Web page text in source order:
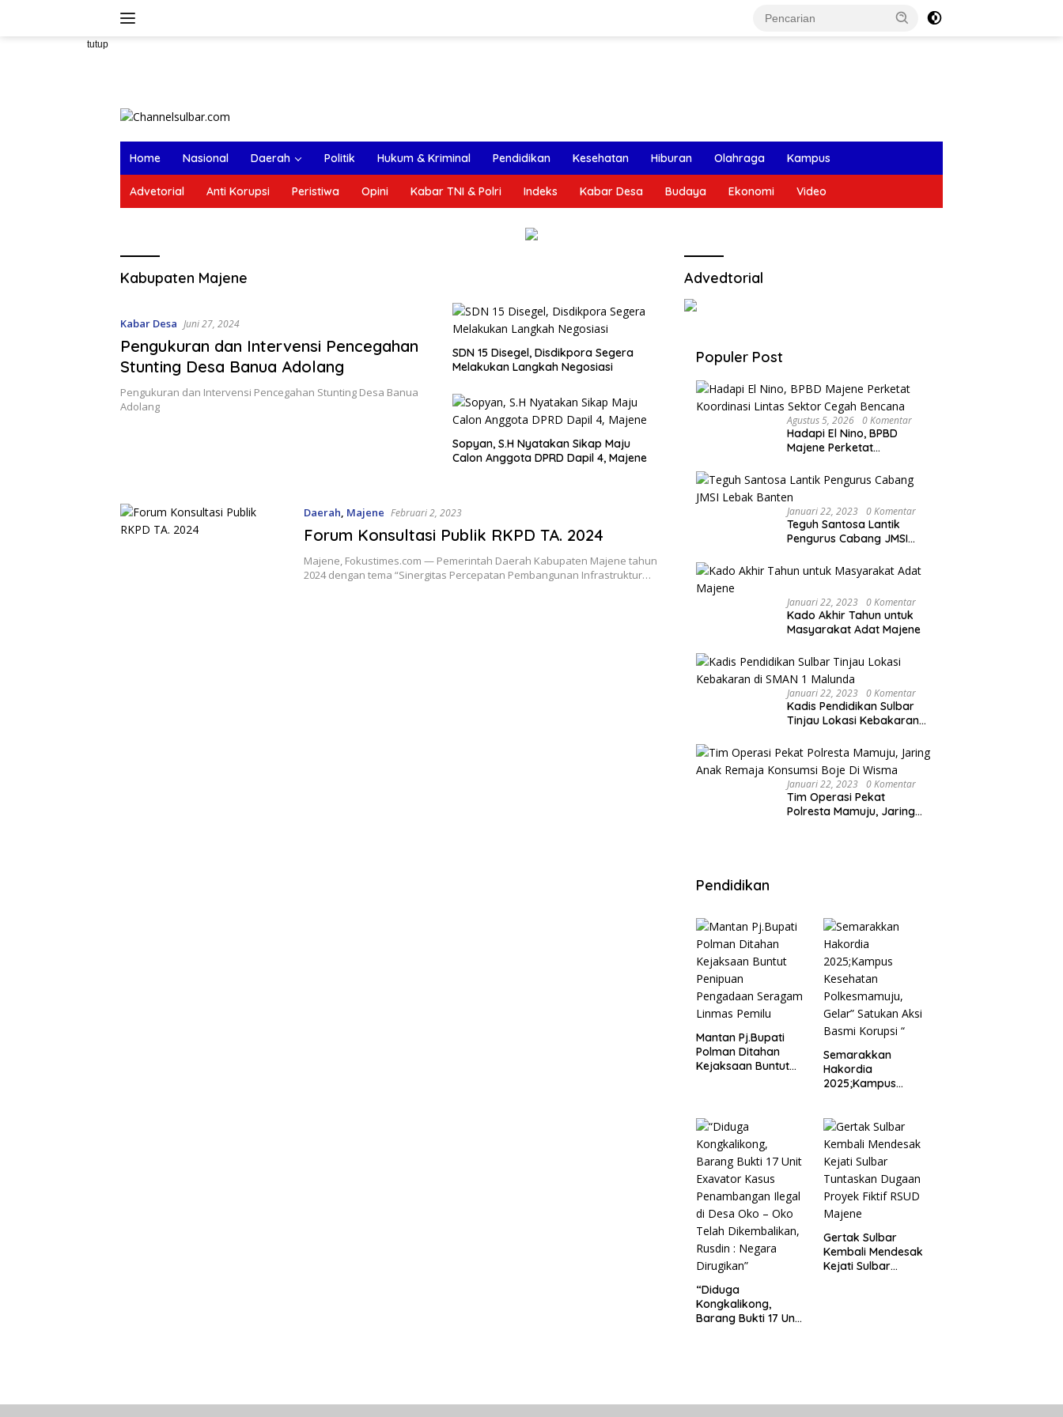
tutup
Home Nasional Daerah Politik Hukum & Kriminal Pendidikan Kesehatan Hiburan Olahraga Kampus
Advetorial Anti Korupsi Peristiwa Opini Kabar TNI & Polri Indeks Kabar Desa Budaya Ekonomi Video
Kabupaten Majene
Kabar Desa Juni 27, 2024
Pengukuran dan Intervensi Pencegahan
Stunting Desa Banua Adolang
Pengukuran dan Intervensi Pencegahan Stunting Desa Banua
Adolang
SDN 15 Disegel, Disdikpora Segera
Melakukan Langkah Negosiasi
Sopyan, S.H Nyatakan Sikap Maju
Calon Anggota DPRD Dapil 4, Majene
Daerah, Majene Februari 2, 2023
Forum Konsultasi Publik RKPD TA. 2024
Majene, Fokustimes.com — Pemerintah Daerah Kabupaten Majene tahun
2024 dengan tema “Sinergitas Percepatan Pembangunan Infrastruktur…
Advedtorial
Populer Post
Agustus 5, 2026 0 Komentar
Hadapi El Nino, BPBD
Majene Perketat
Cegah Bencana
Januari 22, 2023 0 Komentar
Teguh Santosa Lantik
Pengurus Cabang JMSI
Januari 22, 2023 0 Komentar
Kado Akhir Tahun untuk
Masyarakat Adat Majene
Januari 22, 2023 0 Komentar
Kadis Pendidikan Sulbar
Tinjau Lokasi Kebakaran
Januari 22, 2023 0 Komentar
Tim Operasi Pekat
Polresta Mamuju, Jaring
Pendidikan
Mantan Pj.Bupati
Polman Ditahan
Kejaksaan Buntut
Pemilu
Semarakkan
Hakordia
2025;Kampus
Gelar” Satukan Aksi
Basmi Korupsi “
“Diduga
Kongkalikong,
Barang Bukti 17 Unit
Rusdin : Negara
Gertak Sulbar
Kembali Mendesak
Kejati Sulbar